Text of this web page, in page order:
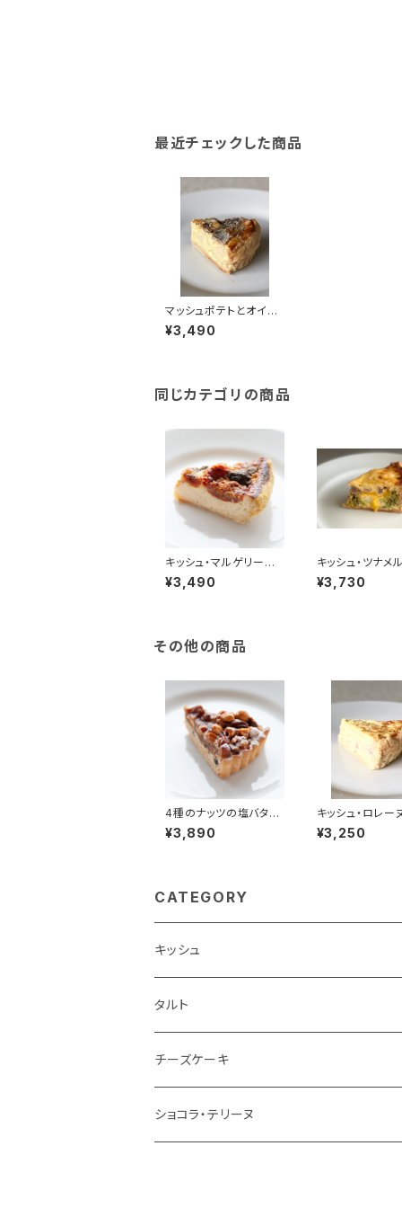
最近チェックした商品
マッシュポテトとオイル
サーディンのキッシュ(1
8cm)
¥3,490
同じカテゴリの商品
キッシュ・マルゲリータ(1
8cm)
¥3,490
キッシュ・ツナメ
cm)
¥3,730
その他の商品
4種のナッツの塩バター
キャラメルタルト(18cm)
¥3,890
キッシュ・ロレ
m)
¥3,250
CATEGORY
キッシュ
1ホール
1ピース
タルト
1ホール
1ピース
チーズケーキ
1ホール
ショコラ・テリーヌ